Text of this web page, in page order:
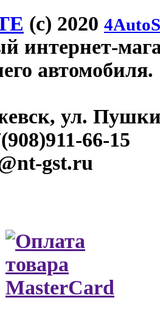
(c) 2020
интернет-
автомобиля.
ул.
66-15
gst.ru